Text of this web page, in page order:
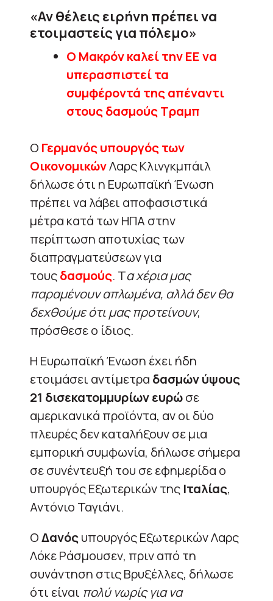
«Αν θέλεις ειρήνη πρέπει να
ετοιμαστείς για πόλεμο»
Ο Μακρόν καλεί την ΕΕ να
υπερασπιστεί τα
συμφέροντά της απέναντι
στους δασμούς Τραμπ
Ο Γερμανός υπουργός των
ΟικονομικώνΛαρς Κλινγκμπάιλ
δήλωσε ότι η Ευρωπαϊκή Ένωση
πρέπει να λάβει αποφασιστικά
μέτρα κατά των ΗΠΑ στην
περίπτωση αποτυχίας των
διαπραγματεύσεων για
τουςδασμούς. Τα χέρια μας
παραμένουν απλωμένα, αλλά δεν θα
δεχθούμε ότι μας προτείνουν,
πρόσθεσε ο ίδιος.
Η Ευρωπαϊκή Ένωση έχει ήδη
ετοιμάσει αντίμετρα δασμών ύψους
21 δισεκατομμυρίων ευρώσε
αμερικανικά προϊόντα, αν οι δύο
πλευρές δεν καταλήξουν σε μια
εμπορική συμφωνία, δήλωσε σήμερα
σε συνέντευξή του σε εφημερίδα ο
υπουργός Εξωτερικών της Ιταλίας,
Αντόνιο Ταγιάνι.
ΟΔανόςυπουργός Εξωτερικών Λαρς
Λόκε Ράσμουσεν, πριν από τη
συνάντηση στις Βρυξέλλες, δήλωσε
ότι είναι πολύ νωρίς για να